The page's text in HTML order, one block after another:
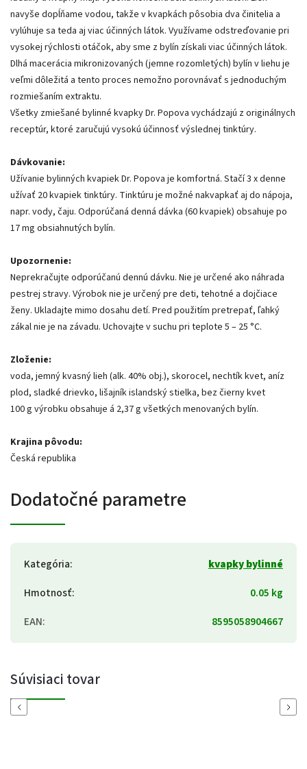
navyše dopĺňame vodou, takže v kvapkách pôsobia dva činitelia a
vylúhuje sa teda aj viac účinných látok. Využívame odstreďovanie pri
vysokej rýchlosti otáčok, aby sme z bylín získali viac účinných látok.
Dlhá macerácia mikronizovaných (jemne rozomletých) bylín v liehu je
veľmi dôležitá a tento proces nemožno porovnávať s jednoduchým
rozmiešaním extraktu.
Všetky zmiešané bylinné kvapky Dr. Popova vychádzajú z originálnych
receptúr, ktoré zaručujú vysokú účinnosť výslednej tinktúry.
Dávkovanie:
Užívanie bylinných kvapiek Dr. Popova je komfortná. Stačí 3 x denne
užívať 20 kvapiek tinktúry. Tinktúru je možné nakvapkať aj do nápoja,
napr. vody, čaju. Odporúčaná denná dávka (60 kvapiek) obsahuje po
17 mg obsiahnutých bylín.
Upozornenie:
Neprekračujte odporúčanú dennú dávku. Nie je určené ako náhrada
pestrej stravy. Výrobok nie je určený pre deti, tehotné a dojčiace
ženy. Ukladajte mimo dosahu detí. Pred použitím pretrepať, ľahký
zákal nie je na závadu. Uchovajte v suchu pri teplote 5 – 25 °C.
Zloženie:
voda, jemný kvasný lieh (alk. 40% obj.), skorocel, nechtík kvet, aníz
plod, sladké drievko, lišajník islandský stielka, bez čierny kvet
100 g výrobku obsahuje á 2,37 g všetkých menovaných bylín.
Krajina pôvodu:
Česká republika
Dodatočné parametre
Kategória:
kvapky bylinné
Hmotnosť:
0.05 kg
EAN: 8595058904667
Súvisiaci tovar
Previous Next